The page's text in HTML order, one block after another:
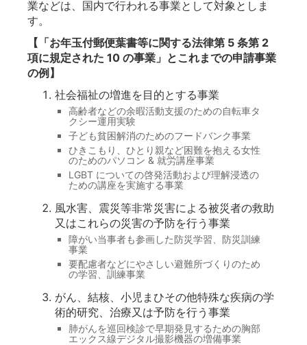
業などは、国内で行われる事業として対象としま
す。
【「お年玉付郵便葉書等に関する法律第 5 条第 2
項に規定された 10 の事業」とこれまでの申請事業
の例】
社会福祉の増進を目的とする事業
高齢者などの余暇活動支援のための自転車タ
クシー運用実験
子ども貧困解消のためのフードバンク事業
ひきこもり、ひとり親など困難を抱える女性
のためのパソコン & 就労講座事業
LGBT についての啓発活動および理解浸透の
ための講座を実施する事業
風水害、震災等非常災害による被災者の救助
又はこれらの災害の予防を行う事業
障がい当事者も参画した防災学習、防災訓練
事業
要配慮者などにやさしい避難所づくりのため
の学習、訓練事業
がん、結核、小児まひその他特殊な疾病の学
術的研究、治療又は予防を行う事業
肺がんを巡回検診で早期発見するための胸部
エックス線デジタル撮影機器の増備事業